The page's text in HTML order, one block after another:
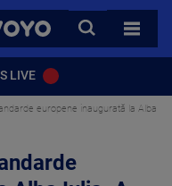
VOYO
CAUTA
TOATE
LIVE
europene inaugurată la Alba